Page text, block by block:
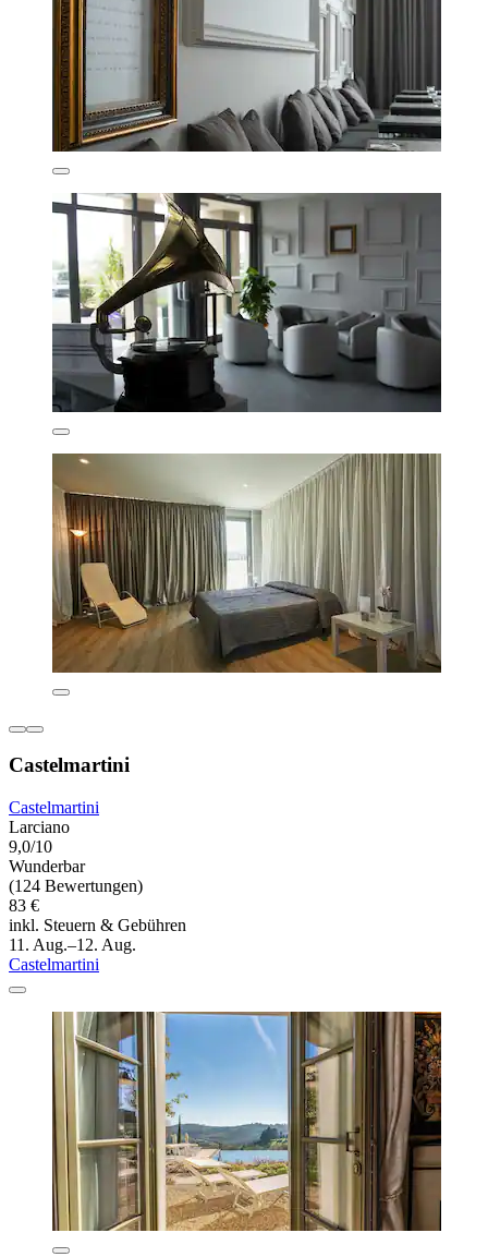
Castelmartini
Castelmartini
Larciano
9,0/10
Wunderbar
(124 Bewertungen)
83 €
inkl. Steuern & Gebühren
11. Aug.–12. Aug.
Castelmartini